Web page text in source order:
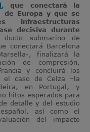
, que conectará la
de Europa y que se
decisiva durante
submarino de
conectará Barcelona
, finalizará la
de compresión,
y concluirá los
el caso de Celza –la
en Portugal, y
hitos esperados para
detalle y del estudio
así como el
del impacto